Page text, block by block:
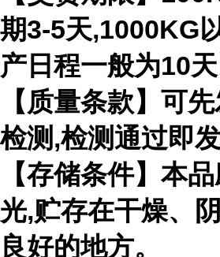
期3-5天,1000KG
产日程一般为10
【质量条款】可
检测,检测通过即发
【存储条件】本
光,贮存在干燥、
良好的地方。